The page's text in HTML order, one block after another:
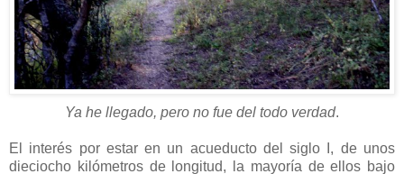
Ya he llegado, pero no fue del todo verdad.
El interés por estar en un acueducto del siglo I, de unos
dieciocho kilómetros de longitud, la mayoría de ellos bajo